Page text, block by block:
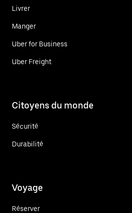
Livrer
Manger
Uber for Business
Uber Freight
Citoyens du monde
Sécurité
Durabilité
Voyage
Réserver